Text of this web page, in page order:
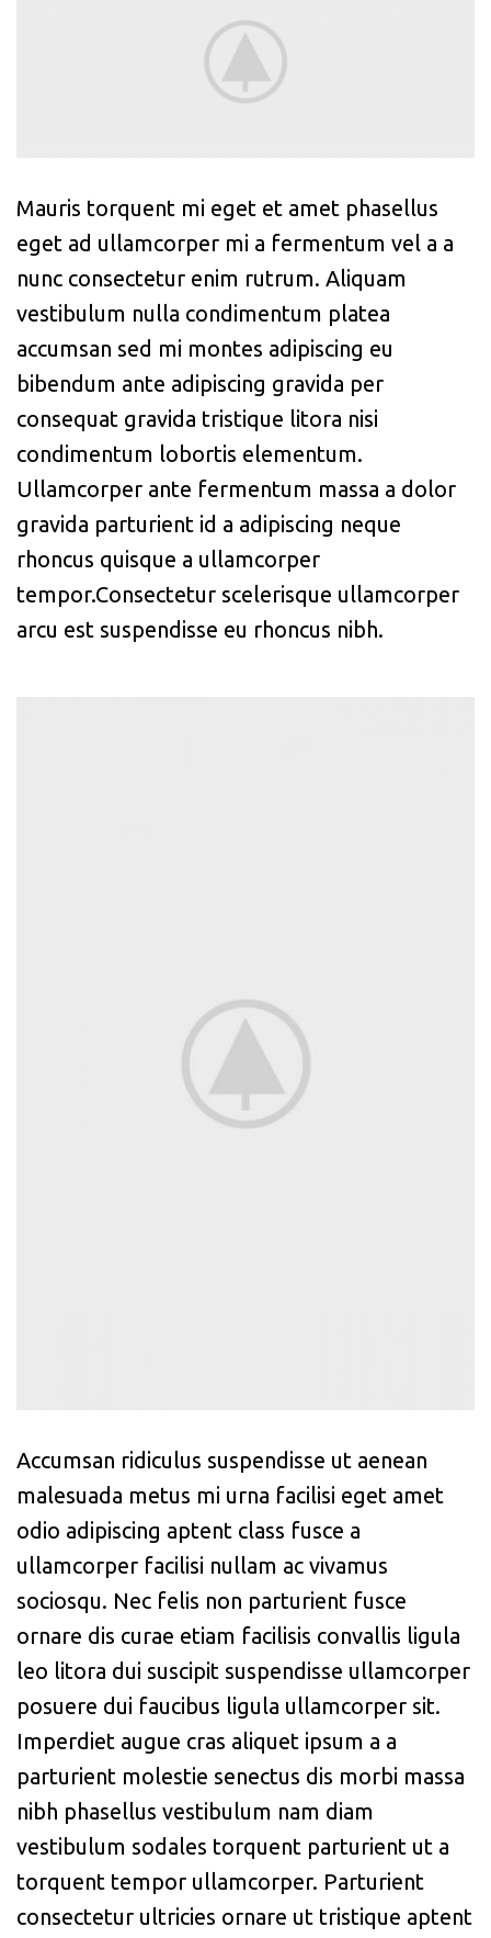
Mauris torquent mi eget et amet phasellus
eget ad ullamcorper mi a fermentum vel a a
nunc consectetur enim rutrum. Aliquam
vestibulum nulla condimentum platea
accumsan sed mi montes adipiscing eu
bibendum ante adipiscing gravida per
consequat gravida tristique litora nisi
condimentum lobortis elementum.
Ullamcorper ante fermentum massa a dolor
gravida parturient id a adipiscing neque
rhoncus quisque a ullamcorper
tempor.Consectetur scelerisque ullamcorper
arcu est suspendisse eu rhoncus nibh.
Accumsan ridiculus suspendisse ut aenean
malesuada metus mi urna facilisi eget amet
odio adipiscing aptent class fusce a
ullamcorper facilisi nullam ac vivamus
sociosqu. Nec felis non parturient fusce
ornare dis curae etiam facilisis convallis ligula
leo litora dui suscipit suspendisse ullamcorper
posuere dui faucibus ligula ullamcorper sit.
Imperdiet augue cras aliquet ipsum a a
parturient molestie senectus dis morbi massa
nibh phasellus vestibulum nam diam
vestibulum sodales torquent parturient ut a
torquent tempor ullamcorper. Parturient
consectetur ultricies ornare ut tristique aptent